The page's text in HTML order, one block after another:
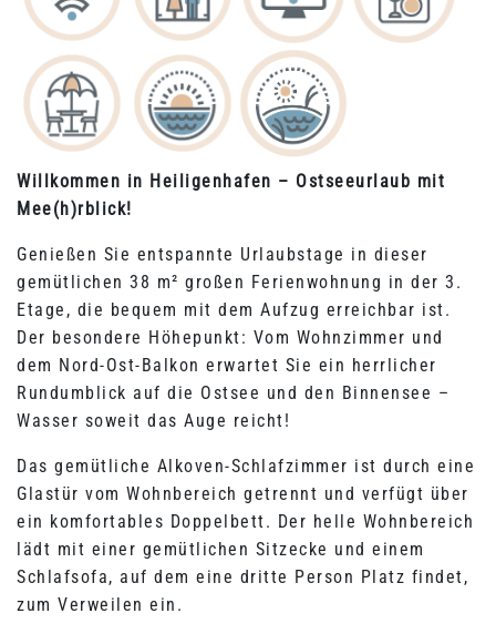
Willkommen in Heiligenhafen – Ostseeurlaub mit
Mee(h)rblick!
Genießen Sie entspannte Urlaubstage in dieser
gemütlichen 38 m² großen Ferienwohnung in der 3.
Etage, die bequem mit dem Aufzug erreichbar ist.
Der besondere Höhepunkt: Vom Wohnzimmer und
dem Nord-Ost-Balkon erwartet Sie ein herrlicher
Rundumblick auf die Ostsee und den Binnensee –
Wasser soweit das Auge reicht!
Das gemütliche Alkoven-Schlafzimmer ist durch eine
Glastür vom Wohnbereich getrennt und verfügt über
ein komfortables Doppelbett. Der helle Wohnbereich
lädt mit einer gemütlichen Sitzecke und einem
Schlafsofa, auf dem eine dritte Person Platz findet,
zum Verweilen ein.